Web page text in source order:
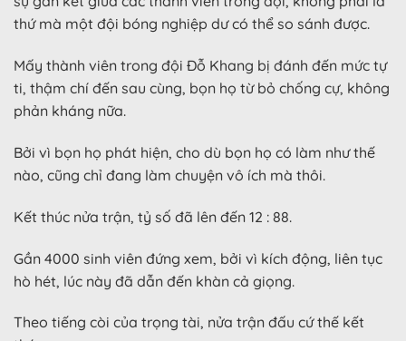
thứ mà một đội bóng nghiệp dư có thể so sánh được.
Mấy thành viên trong đội Đỗ Khang bị đánh đến mức tự
ti, thậm chí đến sau cùng, bọn họ từ bỏ chống cự, không
phản kháng nữa.
Bởi vì bọn họ phát hiện, cho dù bọn họ có làm như thế
nào, cũng chỉ đang làm chuyện vô ích mà thôi.
Kết thúc nửa trận, tỷ số đã lên đến 12 : 88.
Gần 4000 sinh viên đứng xem, bởi vì kích động, liên tục
hò hét, lúc này đã dẫn đến khàn cả giọng.
Theo tiếng còi của trọng tài, nửa trận đấu cứ thế kết